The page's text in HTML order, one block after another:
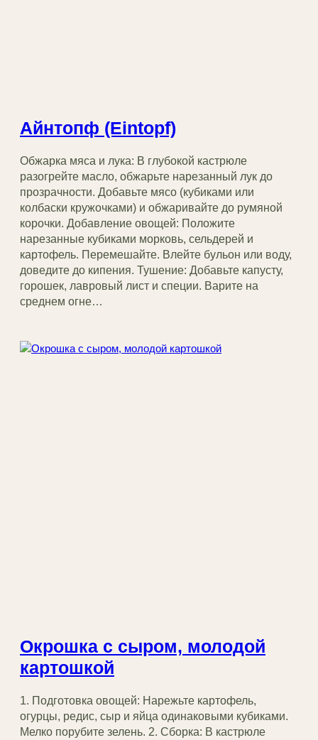
Айнтопф (Eintopf)
Обжарка мяса и лука: В глубокой кастрюле
разогрейте масло, обжарьте нарезанный лук до
прозрачности. Добавьте мясо (кубиками или
колбаски кружочками) и обжаривайте до румяной
корочки. Добавление овощей: Положите
нарезанные кубиками морковь, сельдерей и
картофель. Перемешайте. Влейте бульон или воду,
доведите до кипения. Тушение: Добавьте капусту,
горошек, лавровый лист и специи. Варите на
среднем огне…
Окрошка с сыром, молодой
картошкой
1. Подготовка овощей: Нарежьте картофель,
огурцы, редис, сыр и яйца одинаковыми кубиками.
Мелко порубите зелень. 2. Сборка: В кастрюле